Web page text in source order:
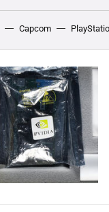
Capcom